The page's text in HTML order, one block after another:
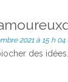
2021 à 15 h
des